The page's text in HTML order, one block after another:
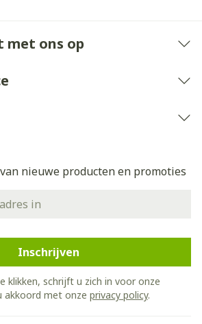
met ons op
nieuwe producten en promoties
Inschrijven
klikken, schrijft u zich in voor onze
akkoord met onze privacy policy.